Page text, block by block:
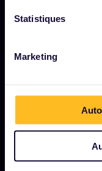
Statistiques
Marketing
Magazine
Tourisme durable
Assistance